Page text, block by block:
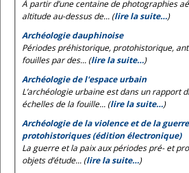
À partir d’une centaine de photographies
altitude au-dessus de... (lire la suite…)
Archéologie dauphinoise
Périodes préhistorique, protohistorique,
fouilles par des... (lire la suite…)
Archéologie de l'espace urbain
L’archéologie urbaine est dans un rapport
échelles de la fouille... (lire la suite…)
Archéologie de la violence et de la
protohistoriques (édition électronique)
La guerre et la paix aux périodes pré- et
objets d’étude... (lire la suite…)